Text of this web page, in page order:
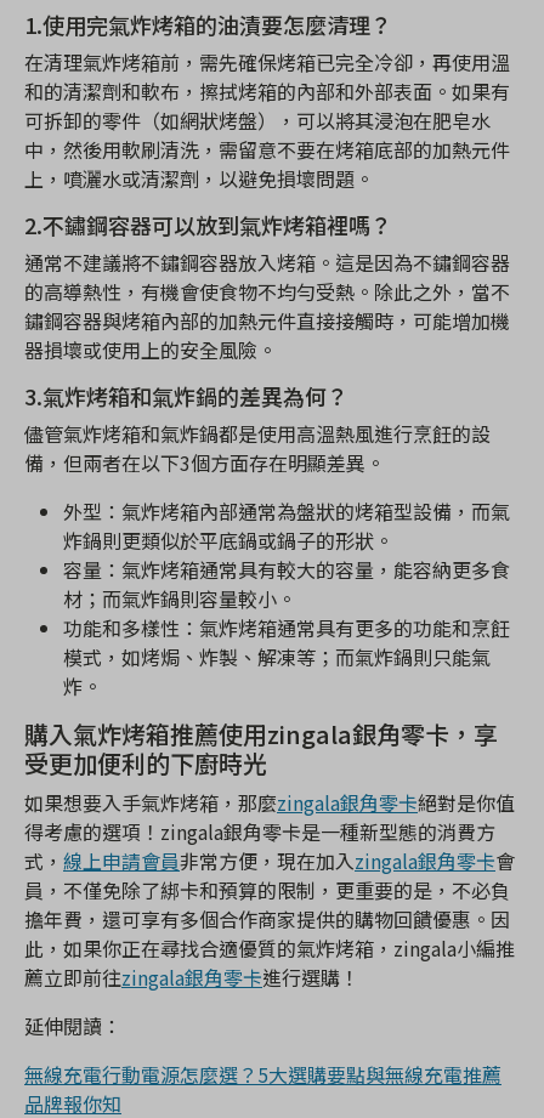
1.使用完氣炸烤箱的油漬要怎麼清理？
在清理氣炸烤箱前，需先確保烤箱已完全冷卻，再使用溫
和的清潔劑和軟布，擦拭烤箱的內部和外部表面。如果有
可拆卸的零件（如網狀烤盤），可以將其浸泡在肥皂水
中，然後用軟刷清洗，需留意不要在烤箱底部的加熱元件
上，噴灑水或清潔劑，以避免損壞問題。
2.不鏽鋼容器可以放到氣炸烤箱裡嗎？
通常不建議將不鏽鋼容器放入烤箱。這是因為不鏽鋼容器
的高導熱性，有機會使食物不均勻受熱。除此之外，當不
鏽鋼容器與烤箱內部的加熱元件直接接觸時，可能增加機
器損壞或使用上的安全風險。
3.氣炸烤箱和氣炸鍋的差異為何？
儘管氣炸烤箱和氣炸鍋都是使用高溫熱風進行烹飪的設
備，但兩者在以下3個方面存在明顯差異。
外型：氣炸烤箱內部通常為盤狀的烤箱型設備，而氣
炸鍋則更類似於平底鍋或鍋子的形狀。
容量：氣炸烤箱通常具有較大的容量，能容納更多食
材；而氣炸鍋則容量較小。
功能和多樣性：氣炸烤箱通常具有更多的功能和烹飪
模式，如烤焗、炸製、解凍等；而氣炸鍋則只能氣
炸。
購入氣炸烤箱推薦使用zingala銀角零卡，享
受更加便利的下廚時光
如果想要入手氣炸烤箱，那麼zingala銀角零卡絕對是你值
得考慮的選項！zingala銀角零卡是一種新型態的消費方
式， 線上申請會員非常方便，現在加入zingala銀角零卡會
員，不僅免除了綁卡和預算的限制，更重要的是，不必負
擔年費，還可享有多個合作商家提供的購物回饋優惠。因
此，如果你正在尋找合適優質的氣炸烤箱，zingala小編推
薦立即前往zingala銀角零卡進行選購！
延伸閱讀：
無線充電行動電源怎麼選？5大選購要點與無線充電推薦
品牌報你知